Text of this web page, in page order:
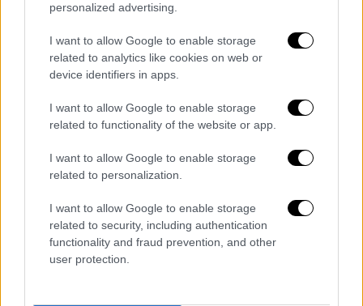
personalized advertising.
I want to allow Google to enable storage
related to analytics like cookies on web or
device identifiers in apps.
I want to allow Google to enable storage
related to functionality of the website or app.
I want to allow Google to enable storage
related to personalization.
I want to allow Google to enable storage
related to security, including authentication
functionality and fraud prevention, and other
user protection.
Φάλαινα με «δόντια φτυαριού»/Department of
Ο Γκέιμπ Ντέιβις, διευθυντής επιχειρήσεων
Τμήμα Προστασίας της Νέας Ζηλανδίας